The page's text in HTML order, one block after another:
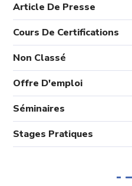
Article De Presse
Cours De Certifications
Non Classé
Offre D'emploi
Séminaires
Stages Pratiques